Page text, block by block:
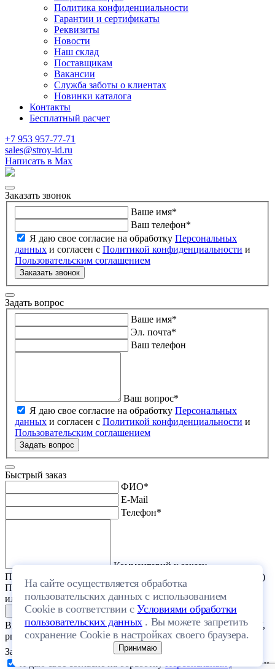
Политика конфиденциальности
Гарантии и сертификаты
Реквизиты
Новости
Наш склад
Поставщикам
Вакансии
Служба заботы о клиентах
Новинки каталога
Контакты
Бесплатный расчет
+7 953 957-77-71
sales@stroy-id.ru
Написать в Max
Заказать звонок
Ваше имя*
Ваш телефон*
Я даю свое согласие на обработку Персональных
данных и согласен с Политикой конфиденциальности и
Пользовательским соглашением
Заказать звонок
Задать вопрос
Ваше имя*
Эл. почта*
Ваш телефон
Ваш вопрос*
Я даю свое согласие на обработку Персональных
данных и согласен с Политикой конфиденциальности и
Пользовательским соглашением
Задать вопрос
На сайте осуществляется обработка
пользовательских данных с использованием
Cookie в соответствии сУсловиями обработки
пользовательских данных. Вы можете запретить
сохранение Cookie в настройках своего браузера.
Принимаю
Быстрый заказ
ФИО*
E-Mail
Телефон*
Комментарий к заказу
Прикрепить файл (проект дома или список стройматериалов)
Перетащите один или несколько файлов в эту область
или выберите файл на компьютере
Выберите файл с расширением (doc, docx, xls, xlsx, txt, rtf, pdf,
png, jpeg, jpg, gif) и размером, не превышающим 20 МБ.
Загрузить файлы
Персональных данныхи